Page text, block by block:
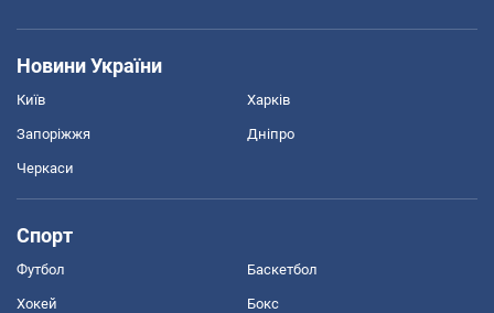
Новини України
Київ Харків
Запоріжжя Дніпро
Черкаси
Спорт
Футбол Баскетбол
Хокей Бокс